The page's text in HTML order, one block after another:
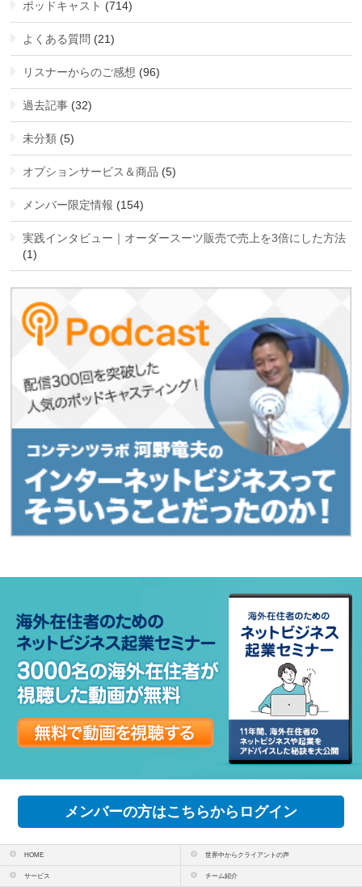
ポッドキャスト (714)
よくある質問 (21)
リスナーからのご感想 (96)
過去記事 (32)
未分類 (5)
オプションサービス＆商品 (5)
メンバー限定情報 (154)
実践インタビュー｜オーダースーツ販売で売上を3倍にした方法
(1)
メンバーの方はこちらからログイン
HOME 世界中からクライアントの声
サービス チーム紹介